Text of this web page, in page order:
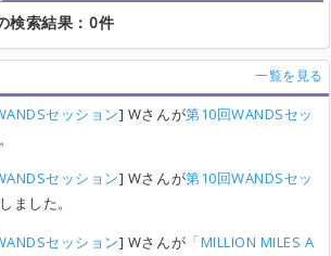
検索結果：0件
一覧を見る
セッション] Wさんが第10回WANDSセッ
セッション] Wさんが第10回WANDSセッ
ました。
セッション] Wさんが 「MILLION MILES A